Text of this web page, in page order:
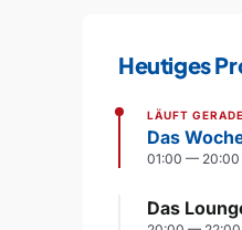
Heutiges
LÄUFT GERADE
Das
01:00 — 20:00
Das